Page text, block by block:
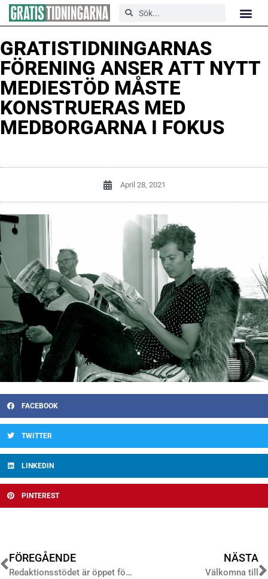
GRATISTIDNINGARNAS
FÖRENING ANSER ATT NYTT
MEDIESTÖD MÅSTE
KONSTRUERAS MED
MEDBORGARNA I FOKUS
April 28, 2021
FACEBOOK
TWITTER
LINKEDIN
PINTEREST
FÖREGÅENDE
Redaktionsstödet är öppet för ansökningar
NÄSTA
Välkomna till